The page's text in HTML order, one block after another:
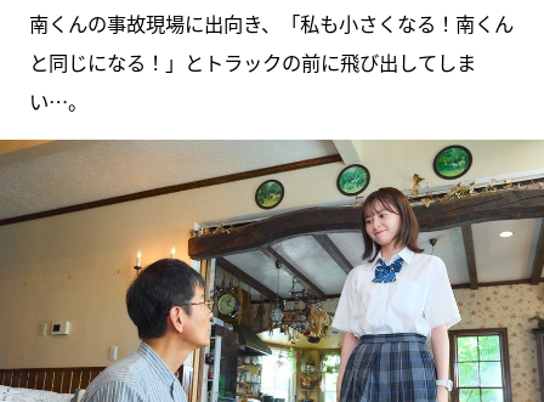
南くんの事故現場に出向き、「私も小さくなる！南くん
と同じになる！」とトラックの前に飛び出してしま
い…。